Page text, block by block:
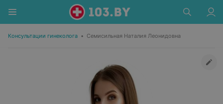
Консультации гинеколога • Семисильная Наталия Леонидовна